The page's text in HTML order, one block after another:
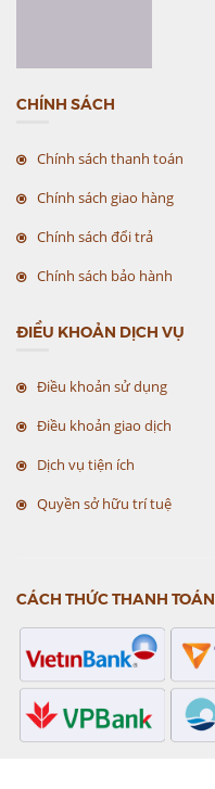
CHÍNH SÁCH
Chính sách thanh toán
Chính sách giao hàng
Chính sách đổi trả
Chính sách bảo hành
ĐIỀU KHOẢN DỊCH VỤ
Điều khoản sử dụng
Điều khoản giao dịch
Dịch vụ tiện ích
Quyền sở hữu trí tuệ
CÁCH THỨC THANH TOÁN